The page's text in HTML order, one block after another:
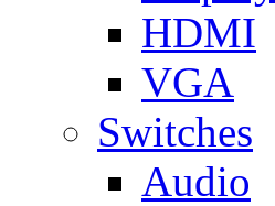
HDMI
VGA
Switches
Audio